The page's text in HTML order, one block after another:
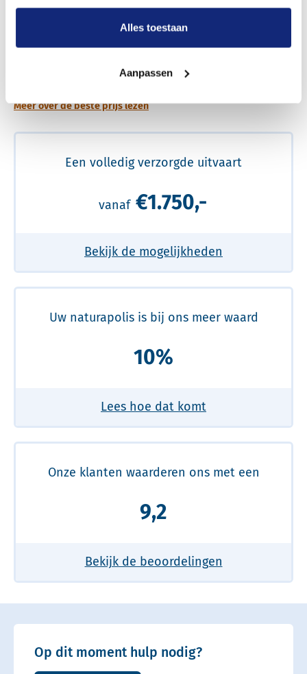
Alles toestaan
Aanpassen
Meer over de beste prijs lezen
Een volledig verzorgde uitvaart
vanaf €1.750,-
Bekijk de mogelijkheden
Uw naturapolis is bij ons meer waard
10%
Lees hoe dat komt
Onze klanten waarderen ons met een
9,2
Bekijk de beoordelingen
Op dit moment hulp nodig?